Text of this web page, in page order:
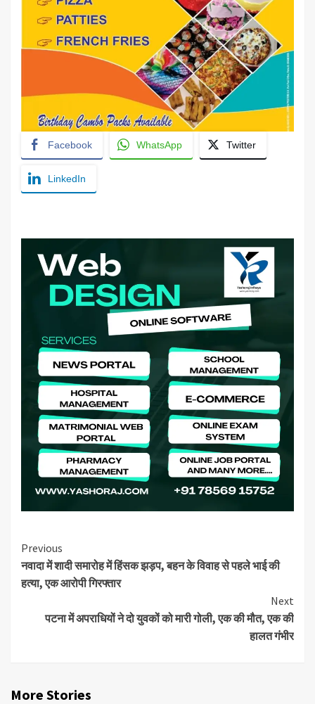
Facebook WhatsApp Twitter
LinkedIn
Continue
Reading
Previous
नवादा में शादी समारोह में हिंसक झड़प, बहन के विवाह से पहले भाई की
हत्या, एक आरोपी गिरफ्तार
Next
पटना में अपराधियों ने दो युवकों को मारी गोली, एक की मौत, एक की
हालत गंभीर
More Stories